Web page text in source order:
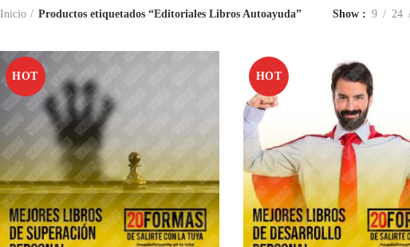
Inicio Productos etiquetados “Editoriales Libros Autoayuda” Show 9 24
HOT HOT